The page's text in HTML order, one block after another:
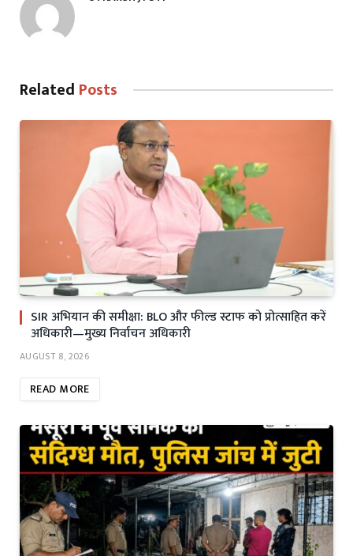
Related Posts
SIR अभियान की समीक्षा: BLO और फील्ड स्टाफ को प्रोत्साहित करें
अधिकारी—मुख्य निर्वाचन अधिकारी
AUGUST 8, 2026
READ MORE